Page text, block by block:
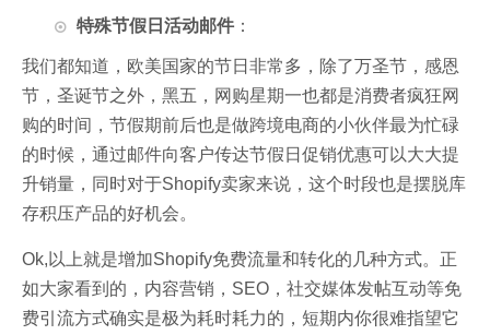
特殊节假日活动邮件 ：
我们都知道，欧美国家的节日非常多，除了万圣节，感恩
节，圣诞节之外，黑五，网购星期一也都是消费者疯狂网
购的时间，节假期前后也是做跨境电商的小伙伴最为忙碌
的时候，通过邮件向客户传达节假日促销优惠可以大大提
升销量，同时对于Shopify卖家来说，这个时段也是摆脱库
存积压产品的好机会。
Ok,以上就是增加Shopify免费流量和转化的几种方式。正
如大家看到的，内容营销，SEO，社交媒体发帖互动等免
费引流方式确实是极为耗时耗力的，短期内你很难指望它